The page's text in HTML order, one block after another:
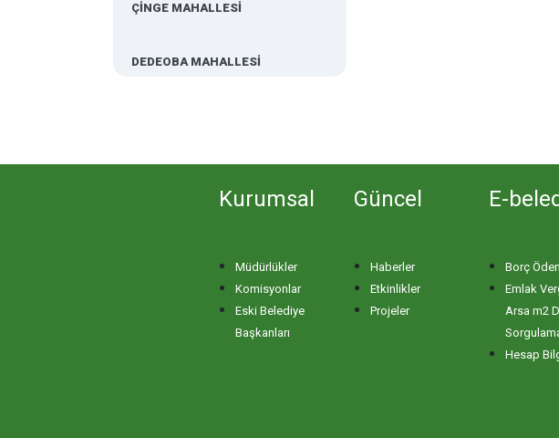
ÇİNGE MAHALLESİ
DEDEOBA MAHALLESİ
DUTLİMAN MAHALLESİ
Kurumsal
Müdürlükler
Komisyonlar
Eski Belediye
Başkanları
Güncel
Haberler
Etkinlikler
Projeler
E-
Borç
Emlak
Arsa m2
Hesap